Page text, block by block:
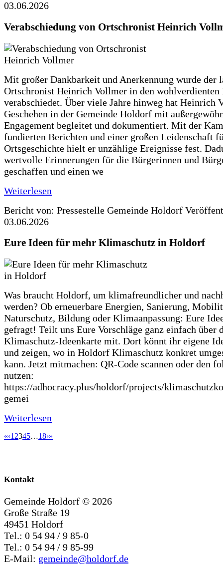
03.06.2026
Verabschiedung von Ortschronist Heinrich
Mit großer Dankbarkeit und Anerkennung wurde der
Ortschronist Heinrich Vollmer in den wohlverdienten
verabschiedet. Über viele Jahre hinweg hat Heinrich
Geschehen in der Gemeinde Holdorf mit
Engagement begleitet und dokumentiert. Mit der
fundierten Berichten und einer großen Leidenschaft
Ortsgeschichte hielt er unzählige Ereignisse fest.
wertvolle Erinnerungen für die Bürgerinnen und
geschaffen und einen we
Weiterlesen
Bericht von: Pressestelle Gemeinde Holdorf
03.06.2026
Eure Ideen für mehr Klimaschutz in Holdorf
Was braucht Holdorf, um klimafreundlicher und
werden? Ob erneuerbare Energien, Sanierung,
Naturschutz, Bildung oder Klimaanpassung: Eure
gefragt! Teilt uns Eure Vorschläge ganz einfach über
Klimaschutz-Ideenkarte mit. Dort könnt ihr eigene
und zeigen, wo in Holdorf Klimaschutz konkret
kann. Jetzt mitmachen: QR-Code scannen oder den
nutzen:
https://adhocracy.plus/holdorf/projects/
gemei
Weiterlesen
«‹1 2345…18›»
Kontakt
Gemeinde Holdorf © 2026
Große Straße 19
49451 Holdorf
Tel.: 0 54 94 / 9 85-0
Tel.: 0 54 94 / 9 85-99
E-Mail: gemeinde@holdorf.de